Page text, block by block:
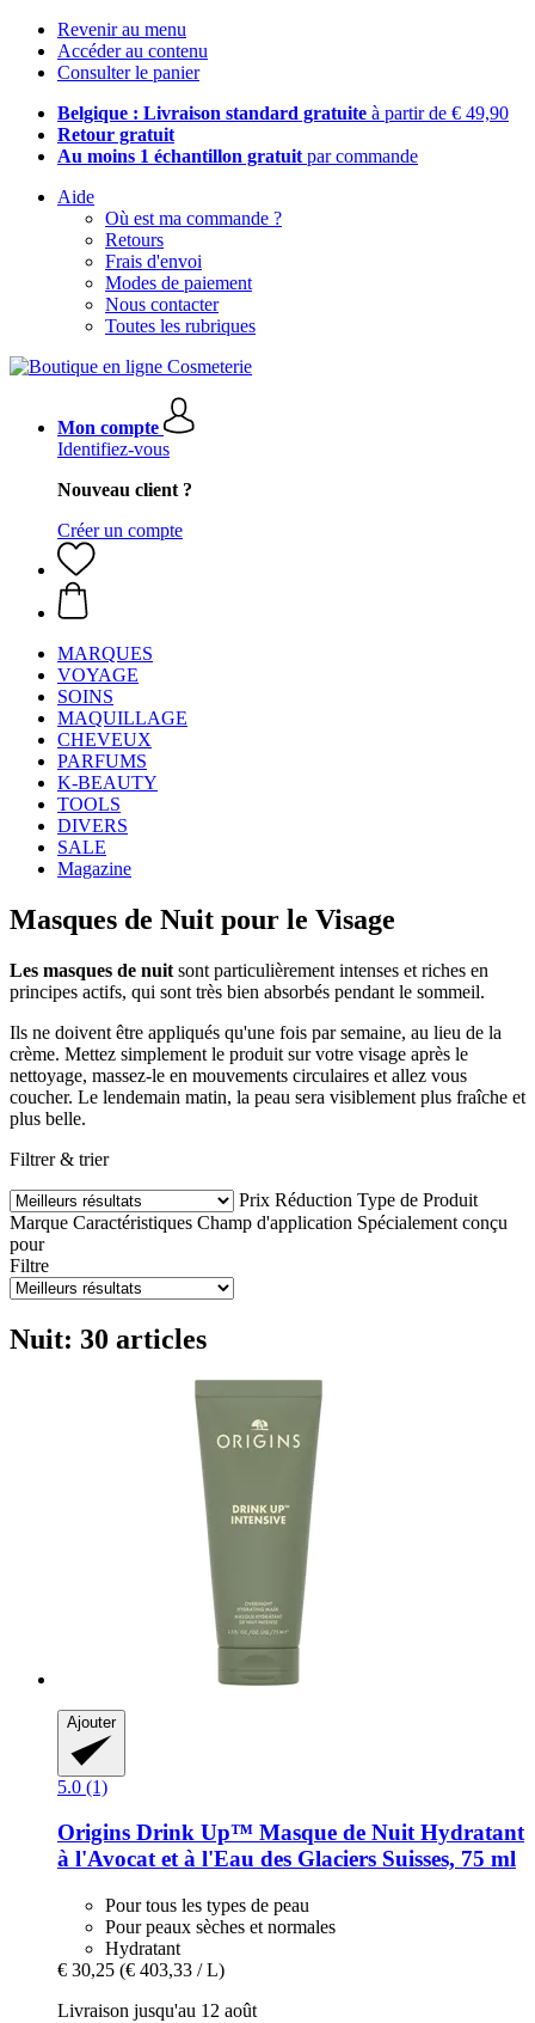
Revenir au menu
Accéder au contenu
Consulter le panier
Belgique : Livraison standard gratuite à partir de € 49,90
Retour gratuit
Au moins 1 échantillon gratuit par commande
Aide
Où est ma commande ?
Retours
Frais d'envoi
Modes de paiement
Nous contacter
Toutes les rubriques
Mon compte
Identifiez-vous
Nouveau client ?
Créer un compte
MARQUES
VOYAGE
SOINS
MAQUILLAGE
CHEVEUX
PARFUMS
K-BEAUTY
TOOLS
DIVERS
SALE
Magazine
Masques de Nuit pour le Visage
Les masques de nuit sont particulièrement intenses et riches en
principes actifs, qui sont très bien absorbés pendant le sommeil.
Ils ne doivent être appliqués qu'une fois par semaine, au lieu de la
crème. Mettez simplement le produit sur votre visage après le
nettoyage, massez-le en mouvements circulaires et allez vous
coucher. Le lendemain matin, la peau sera visiblement plus fraîche et
plus belle.
Filtrer & trier
Prix Réduction Type de Produit
Marque Caractéristiques Champ d'application Spécialement conçu
pour
Filtre
Nuit: 30 articles
Ajouter
5.0 (1)
Origins Drink Up™ Masque de Nuit Hydratant
à l'Avocat et à l'Eau des Glaciers Suisses, 75 ml
Pour tous les types de peau
Pour peaux sèches et normales
Hydratant
€ 30,25 (€ 403,33 / L)
Livraison jusqu'au 12 août